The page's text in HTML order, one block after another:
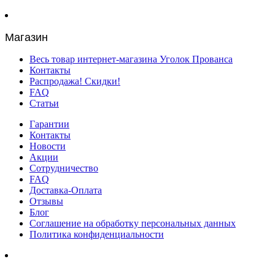
Магазин
Весь товар интернет-магазина Уголок Прованса
Контакты
Распродажа! Скидки!
FAQ
Статьи
Гарантии
Контакты
Новости
Акции
Сотрудничество
FAQ
Доставка-Оплата
Отзывы
Блог
Соглашение на обработку персональных данных
Политика конфиденциальности